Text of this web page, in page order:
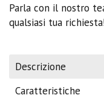
Parla con il nostro
qualsiasi tua
Descrizione
Caratteristiche